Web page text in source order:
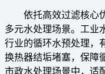
依托高效过滤核心
多元水处理场景。工业
行业的循环水预处理，
换热器结垢堵塞，保障
市政水处理场景中，适